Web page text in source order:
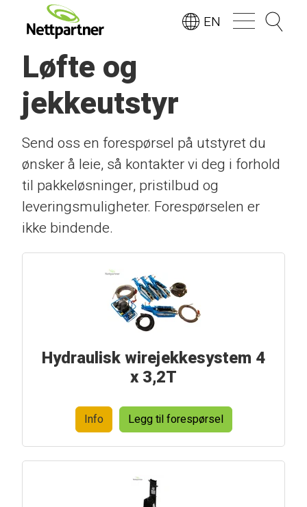
EN
Løfte og
jekkeutstyr
Send oss en forespørsel på utstyret du
ønsker å leie, så kontakter vi deg i forhold
til pakkeløsninger, pristilbud og
leveringsmuligheter. Forespørselen er
ikke bindende.
Hydraulisk wirejekkesystem 4
x 3,2T
Info Legg til forespørsel